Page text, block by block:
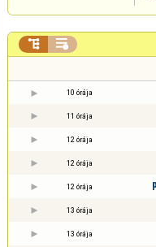
 
10 órája
11 órája
12 órája
12 órája
12 órája
13 órája
13 órája